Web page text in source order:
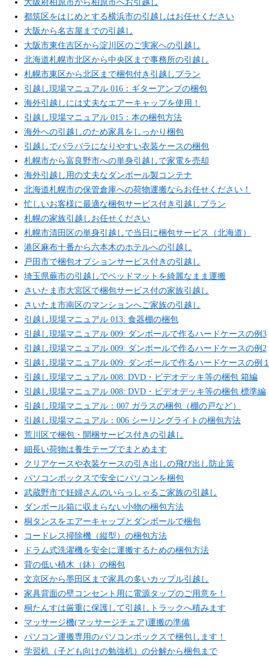
都筑区をはじめとする横浜市の引越しはお任せください
大阪から名古屋までの引越し
大阪市東住吉区から淀川区のご実家への引越し
北海道札幌市北区から中央区まで事務所の引越し
札幌市東区から北区まで梱包付き引越しプラン
引越し現場マニュアル 016：ギターアンプの梱包
海外引越しには丈夫なエアーキャップを使用！
引越し現場マニュアル 015：本の梱包方法
海外への引越しのため家具をしっかり梱包
引越しでバラバラになりやすい衣装ケースの梱包
札幌市から富良野市への単身引越しで家電を売却
海外引越し用の丈夫なダンボール製コンテナ
北海道札幌市の保管倉庫への荷物運搬ならお任せください！
忙しいお客様に最適な梱包サービス付き引越しプラン
札幌の家族引越しお任せください
札幌市清田区の単身引越しで当日に梱包サービス（北海道）
港区麻布十番から六本木のホテルへの引越し
戸田市で梱包オプションサービス付きの引越し
埼玉県蕨市の引越しでベッドマットを綺麗なまま運搬
さいたま市大宮区で梱包サービス付の家族引越し
さいたま市南区のマンションへご家族の引越し
引越し現場マニュアル 013: 食器棚の梱包
引越し現場マニュアル 009: ダンボールで作るハードケースの例3
引越し現場マニュアル 009: ダンボールで作るハードケースの例2
引越し現場マニュアル 009: ダンボールで作るハードケースの例
引越し現場マニュアル 008: DVD・ビデオデッキ等の梱包 箱編
引越し現場マニュアル 008: DVD・ビデオデッキ等の梱包 標準編
引越し現場マニュアル：007 ガラスの梱包（棚の戸など）
引越し現場マニュアル：006 シーリングライトの梱包方法
荒川区で梱包・開梱サービス付きの引越し
細長い荷物は養生テープでまとめます
クリアケースや衣装ケースの引き出しの飛び出し防止策
パソコンボックスで安全にパソコンを梱包
武蔵野市で妊婦さんのいらっしゃるご家族の引越し
ダンボール箱に収まらない小物の梱包方法
桐タンスをエアーキャップとダンボールで梱包
コードレス掃除機（縦型）の梱包方法
ドラム式洗濯機を安全に運搬するための梱包方法
背の低い植木（鉢）の梱包
文京区から墨田区まで家具の多いカップル引越し
家具背面の壁コンセント用に電源タップのご用意を！
桐たんすは厳重に保護して引越しトラックへ積みます
マッサージ機(マッサージチェア)運搬の準備
パソコン運搬専用のパソコンボックスで梱包します！
学習机（子ども向けの勉強机）の分解から梱包まで